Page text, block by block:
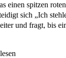
einen spitzen
sich „Ich
und fragt, bis